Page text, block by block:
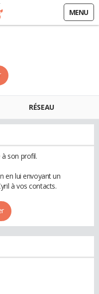
MENU
RÉSEAU
son profil.
en lui envoyant un
à vos contacts.